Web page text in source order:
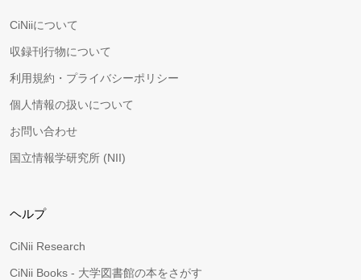
CiNiiについて
収録刊行物について
利用規約・プライバシーポリシー
個人情報の扱いについて
お問い合わせ
国立情報学研究所 (NII)
ヘルプ
CiNii Research
CiNii Books - 大学図書館の本をさがす